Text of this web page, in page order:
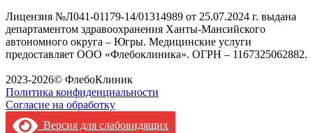
Лицензия №Л041-01179-14/01314989 от 25.07.2024 г. выдана
департаментом здравоохранения Ханты-Мансийского
автономного округа – Югры. Медицинские услуги
предоставляет ООО «Флебоклиника». ОГРН – 1167325062882.
2023-2026© ФлебоКлиник
Политика конфиденциальности
Согласие на обработку
Версия для слабовидящих